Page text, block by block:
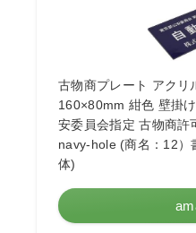
古物商プレート アクリ
160×80mm 紺色 壁掛
安委員会指定 古物商
navy-hole (商名：12）
体)